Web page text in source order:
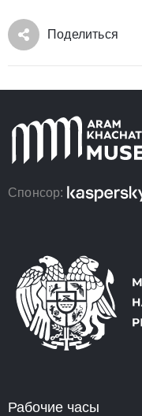
Поделиться
Спонсор:
Рабочие часы